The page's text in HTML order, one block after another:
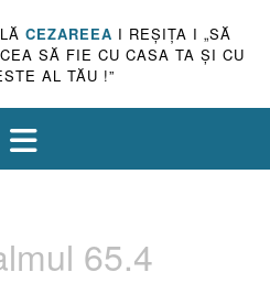
CEZAREEA I REŞIŢA I „SĂ
SĂ FIE CU CASA TA ŞI CU
AL TĂU !”
65.4